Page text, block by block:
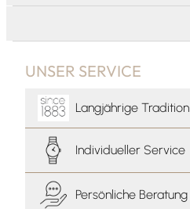
UNSER SERVICE
Langjährige Tradition
Individueller Service
Persönliche Beratung